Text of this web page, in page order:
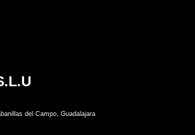
del Campo, Guadalajara